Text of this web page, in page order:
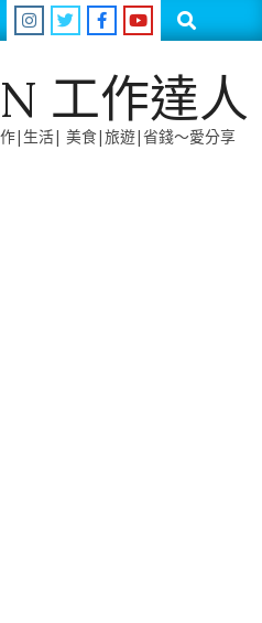
Search
工作達人
|生活| 美食|旅遊|省錢～愛分享